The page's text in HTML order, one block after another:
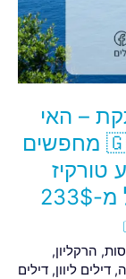
– האי
עם החופים הכי יפים ביוון! 🇬🇷 מחפשים
עמוק ואוכל יווני משובח? החל מ-233$
, הרקליון,
, דילים ליוון, דילים